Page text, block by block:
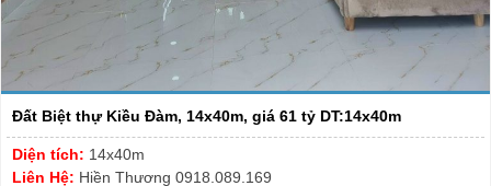
Đất Biệt thự Kiều Đàm, 14x40m, giá 61 tỷ DT:14x40m
Diện tích: 14x40m
Liên Hệ: Hiền Thương 0918.089.169